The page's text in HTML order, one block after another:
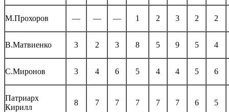
М.Прохоров — — — 1 2 3 2 2
В.Матвиенко 3 2 3 8 5 9 5 4
С.Миронов 3 4 6 5 4 4 5 6
Патриарх
Кирилл
8 7 7 7 7 7 6 5